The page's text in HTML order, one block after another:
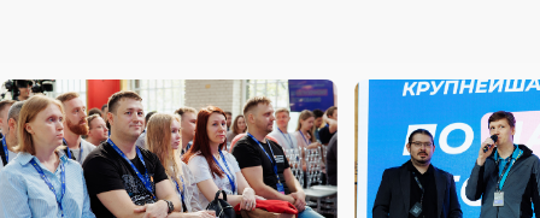
Андрей Зарубин
Райффайзен Банк
Максимум пользы за минимум
денег»